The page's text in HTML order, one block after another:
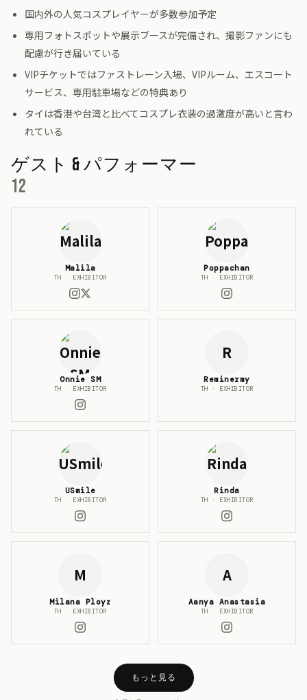
国内外の人気コスプレイヤーが多数参加予定
専用フォトスポットや展示ブースが完備され、撮影ファンにも
配慮が行き届いている
VIPチケットではファストレーン入場、VIPルーム、エスコート
サービス、専用駐車場などの特典あり
タイは香港や台湾と比べてコスプレ衣装の過激度が高いと言わ
れている
ゲスト & パフォーマー
12
Malila
TH · EXHIBITOR
Poppachan
TH · EXHIBITOR
Onnie SM
TH · EXHIBITOR
R
Reminermy
TH · EXHIBITOR
USmile
TH · EXHIBITOR
Rinda
TH · EXHIBITOR
M
Milana Ployz
TH · EXHIBITOR
A
Aanya Anastasia
TH · EXHIBITOR
もっと見る